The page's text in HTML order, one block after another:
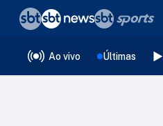
Ao vivo Últimas
❮voltar
Editorias